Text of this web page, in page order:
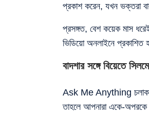
প্রকাশ করেন, যখন ভক্তরা
প্রসঙ্গত, বেশ কয়েক মাস
ভিডিয়ো অনলাইনে প্রকাশিত
বাদশার সঙ্গে বিয়েতে
Ask Me Anything
তাহলে আপনারা একে-অপরকে